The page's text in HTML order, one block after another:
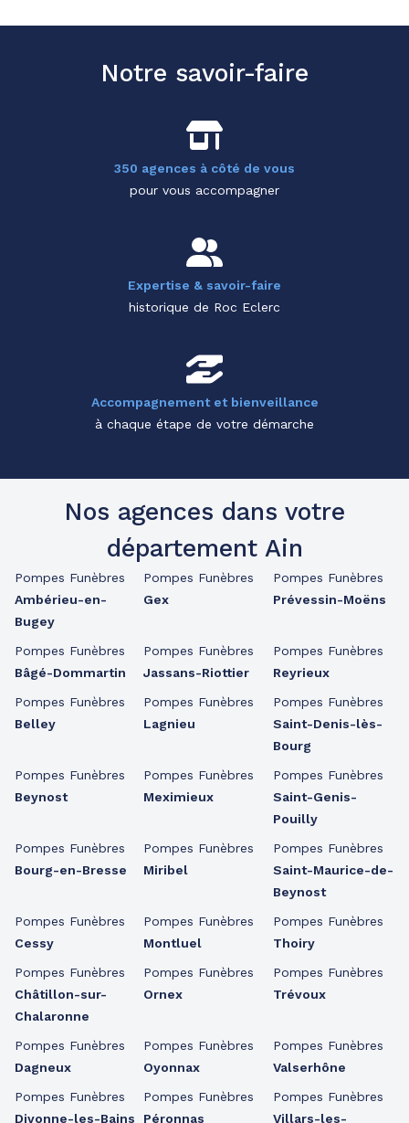
Notre savoir-faire
350 agences à côté de vous
pour vous accompagner
Expertise & savoir-faire
historique de Roc Eclerc
Accompagnement et bienveillance
à chaque étape de votre démarche
Nos agences dans votre
département Ain
Pompes Funèbres
Ambérieu-en-
Bugey
Pompes Funèbres
Bâgé-Dommartin
Pompes Funèbres
Belley
Pompes Funèbres
Beynost
Pompes Funèbres
Bourg-en-Bresse
Pompes Funèbres
Cessy
Pompes Funèbres
Châtillon-sur-
Chalaronne
Pompes Funèbres
Dagneux
Pompes Funèbres
Divonne-les-Bains
Pompes Funèbres
Gex
Pompes Funèbres
Jassans-Riottier
Pompes Funèbres
Lagnieu
Pompes Funèbres
Meximieux
Pompes Funèbres
Miribel
Pompes Funèbres
Montluel
Pompes Funèbres
Ornex
Pompes Funèbres
Oyonnax
Pompes Funèbres
Péronnas
Pompes Funèbres
Prévessin-Moëns
Pompes Funèbres
Reyrieux
Pompes Funèbres
Saint-Denis-lès-
Bourg
Pompes Funèbres
Saint-Genis-
Pouilly
Pompes Funèbres
Saint-Maurice-de-
Beynost
Pompes Funèbres
Thoiry
Pompes Funèbres
Trévoux
Pompes Funèbres
Valserhône
Pompes Funèbres
Villars-les-